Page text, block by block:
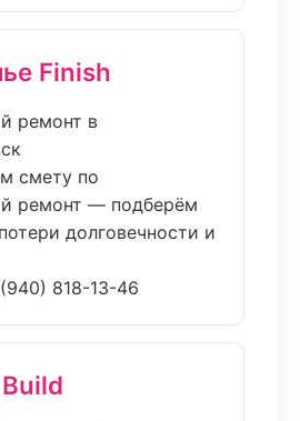
Finish
ремонт в
смету по
ремонт — подберём
долговечности и
818-13-46